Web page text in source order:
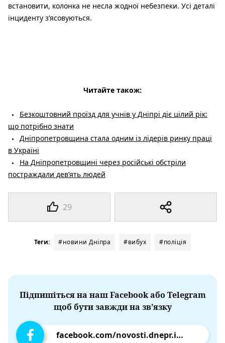
29
встановити, колонка не несла жодної небезпеки. Усі деталі
інциденту з’ясовуються.
Читайте також:
Безкоштовний проїзд для учнів у Дніпрі діє цілий рік:
що потрібно знати
Дніпропетровщина стала одним із лідерів ринку праці
в Україні
На Дніпропетровщині через російські обстріли
постраждали дев’ять людей
Теги: #новини Дніпра #вибух #поліція
Підпишіться на наш Facebook або Telegram
щоб бути завжди на зв’язку
facebook.com/novosti.dnepr.info